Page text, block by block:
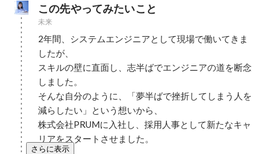
この先やってみたいこと
未来
2年間、システムエンジニアとして現場で働いてきま
したが、
スキルの壁に直面し、志半ばでエンジニアの道を断念
しました。
そんな自分のように、「夢半ばで挫折してしまう人を
減らしたい」という想いから、
株式会社PRUMに入社し、採用人事として新たなキャ
リアをスタートさせました。
さらに表示